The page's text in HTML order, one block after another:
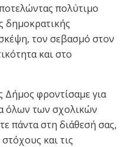
πολύτιμο
δημοκρατικής
τον σεβασμό στον
και στο
Δήμος φροντίσαμε για
όλων των σχολικών
πάντα στη διάθεσή σας,
και τις